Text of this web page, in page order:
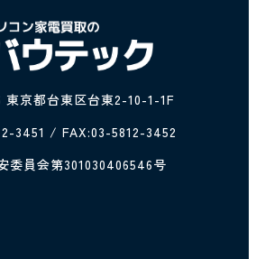
東京都台東区台東2-10-1-1F
3451 / FAX:03-5812-3452
委員会第301030406546号